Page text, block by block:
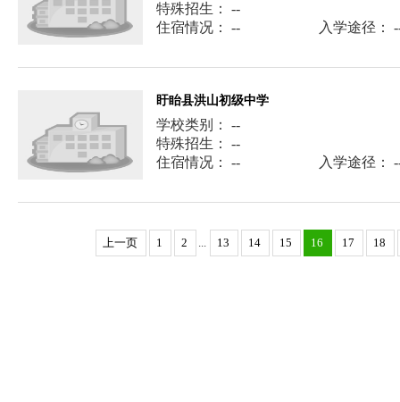
特殊招生： --
住宿情况： --
入学途径：
盱眙县洪山初级中学
学校类别： --
特殊招生： --
住宿情况： --
入学途径：
上一页 1 2 ... 13 14 15 16 17 18